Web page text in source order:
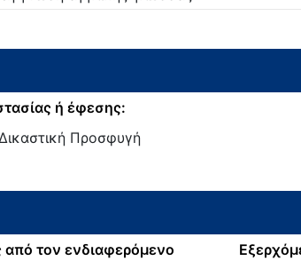
ή έφεσης:
Προσφυγή
τον ενδιαφερόμενο